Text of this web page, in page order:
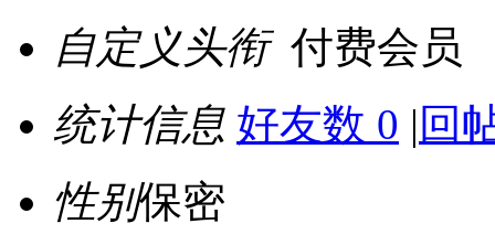
自定义头衔 付费会员
统计信息 好友数 0 | 回
性别保密